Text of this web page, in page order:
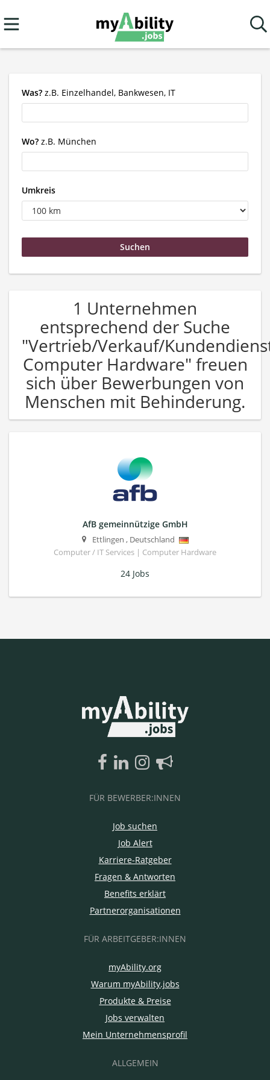
Was? z.B. Einzelhandel, Bankwesen, IT
Wo? z.B. München
Umkreis
1 Unternehmen
entsprechend der Suche
"Vertrieb/Verkauf/
Computer Hardware" freuen
sich über Bewerbungen von
Menschen mit Behinderung.
AfB gemeinnützige GmbH
Ettlingen , Deutschland
Computer / IT Services | Computer Hardware
24 Jobs
FÜR BEWERBER:INNEN
Job suchen
Job Alert
Karriere-Ratgeber
Fragen & Antworten
Benefits erklärt
Partnerorganisationen
FÜR ARBEITGEBER:INNEN
myAbility.org
Warum myAbility.jobs
Produkte & Preise
Jobs verwalten
Mein Unternehmensprofil
ALLGEMEIN